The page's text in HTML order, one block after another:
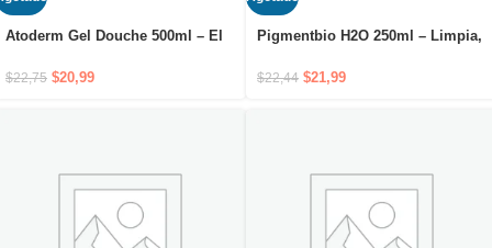
Atoderm Gel Douche 500ml – El
que respeta la piel
$22,75 $20,99
Pigmentbio H2O 250ml – Limpia,
tolerancia.
$22,44 $21,99